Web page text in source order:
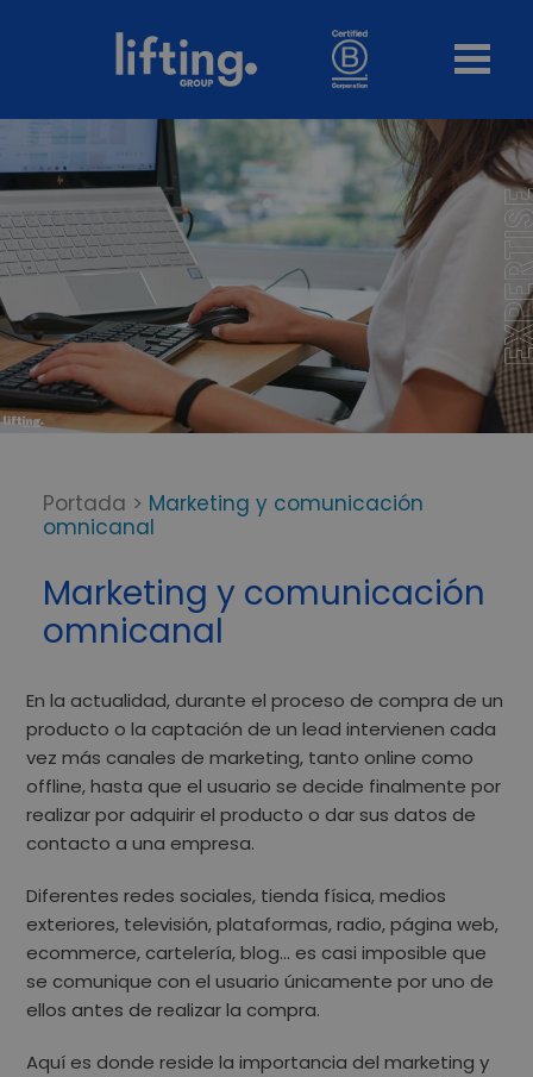
Portada > Marketing y comunicación
omnicanal
Marketing y comunicación
omnicanal
En la actualidad, durante el proceso de compra de un
producto o la captación de un leadintervienen cada
vez más canales de marketing, tanto online como
offline, hasta que el usuario se decide finalmente por
realizar por adquirir el producto o dar sus datos de
contacto a una empresa.
Diferentes redes sociales, tienda física,medios
exteriores, televisión, plataformas, radio, página web,
ecommerce, cartelería, blog… es casi imposible que
se comunique con el usuario únicamente por uno de
ellos antes de realizar la compra.
Aquí es donde reside la importancia delmarketing y